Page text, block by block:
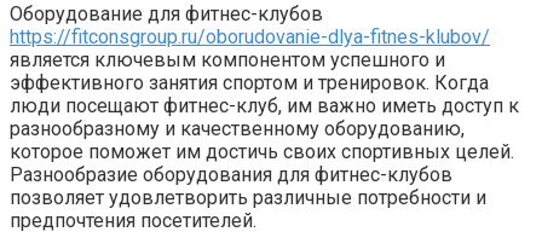
Оборудование для фитнес-клубов
https://fitconsgroup.ru/oborudovanie-dlya-fitnes-klubov/
является ключевым компонентом успешного и
эффективного занятия спортом и тренировок. Когда
люди посещают фитнес-клуб, им важно иметь доступ к
разнообразному и качественному оборудованию,
которое поможет им достичь своих спортивных целей.
Разнообразие оборудования для фитнес-клубов
позволяет удовлетворить различные потребности и
предпочтения посетителей.